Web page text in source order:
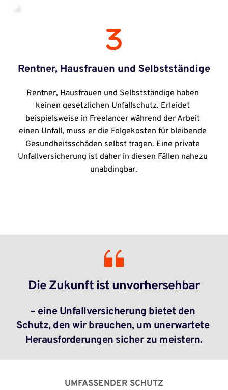
Rentner, Hausfrauen und Selbstständige
Rentner, Hausfrauen und Selbstständige haben
keinen gesetzlichen Unfallschutz. Erleidet
beispielsweise in Freelancer während der Arbeit
einen Unfall, muss er die Folgekosten für bleibende
Gesundheitsschäden selbst tragen. Eine private
Unfallversicherung ist daher in diesen Fällen nahezu
unabdingbar.
Die Zukunft ist unvorhersehbar
– eine Unfallversicherung bietet den
Schutz, den wir brauchen, um unerwartete
Herausforderungen sicher zu meistern.
UMFASSENDER SCHUTZ